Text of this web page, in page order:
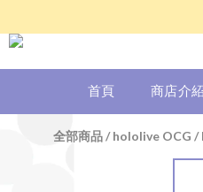
首頁 商店介紹
全部商品/hololive OCG /